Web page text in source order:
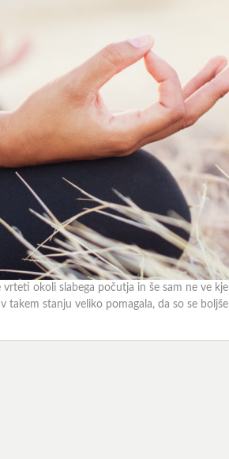
vrteti okoli slabega počutja in še sam ne ve
takem stanju veliko pomagala, da so se